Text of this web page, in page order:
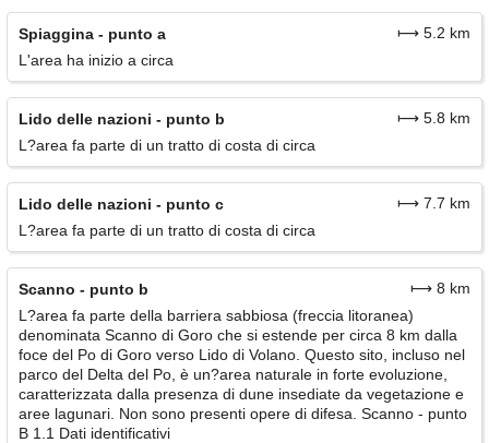
Spiaggina - punto a
⟼ 5.2 km
L'area ha inizio a circa
Lido delle nazioni - punto b
⟼ 5.8 km
L?area fa parte di un tratto di costa di circa
Lido delle nazioni - punto c
⟼ 7.7 km
L?area fa parte di un tratto di costa di circa
Scanno - punto b
⟼ 8 km
L?area fa parte della barriera sabbiosa (freccia litoranea)
denominata Scanno di Goro che si estende per circa 8 km dalla
foce del Po di Goro verso Lido di Volano. Questo sito, incluso nel
parco del Delta del Po, è un?area naturale in forte evoluzione,
caratterizzata dalla presenza di dune insediate da vegetazione e
aree lagunari. Non sono presenti opere di difesa. Scanno - punto
B 1.1 Dati identificativi